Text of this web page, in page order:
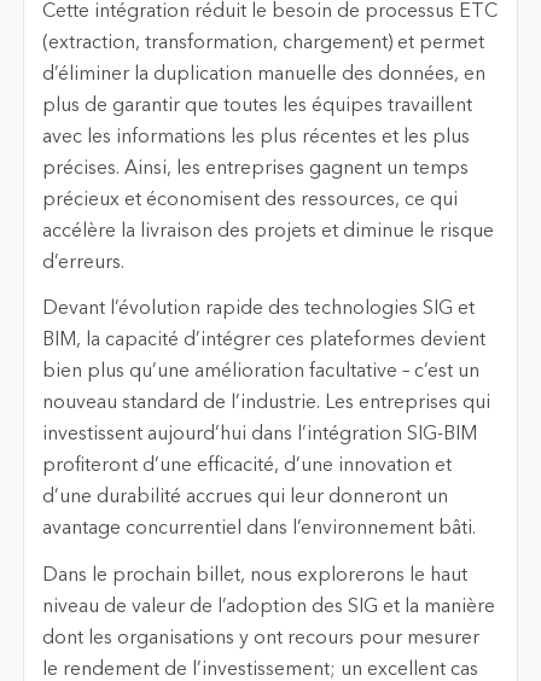
Cette intégration réduit le besoin de processus ETC
(extraction, transformation, chargement) et permet
d’éliminer la duplication manuelle des données, en
plus de garantir que toutes les équipes travaillent
avec les informations les plus récentes et les plus
précises. Ainsi, les entreprises gagnent un temps
précieux et économisent des ressources, ce qui
accélère la livraison des projets et diminue le risque
d’erreurs.
Devant l’évolution rapide des technologies SIG et
BIM, la capacité d’intégrer ces plateformes devient
bien plus qu’une amélioration facultative – c’est un
nouveau standard de l’industrie. Les entreprises qui
investissent aujourd’hui dans l’intégration SIG-BIM
profiteront d’une efficacité, d’une innovation et
d’une durabilité accrues qui leur donneront un
avantage concurrentiel dans l’environnement bâti.
Dans le prochain billet, nous explorerons le haut
niveau de valeur de l’adoption des SIG et la manière
dont les organisations y ont recours pour mesurer
le rendement de l’investissement; un excellent cas